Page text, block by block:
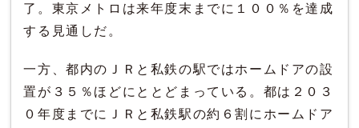
了。東京メトロは来年度末までに１００％を達成
する見通しだ。
一方、都内のＪＲと私鉄の駅ではホームドアの設
置が３５％ほどにととどまっている。都は２０３
０年度までにＪＲと私鉄駅の約６割にホームドア